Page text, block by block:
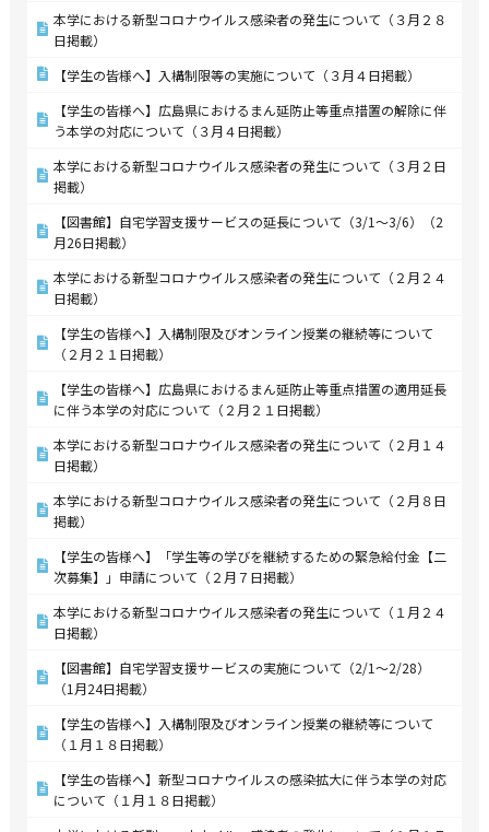
本学における新型コロナウイルス感染者の発生について（３月２８
日掲載）
【学生の皆様へ】入構制限等の実施について（３月４日掲載）
【学生の皆様へ】広島県におけるまん延防止等重点措置の解除に伴
う本学の対応について（３月４日掲載）
本学における新型コロナウイルス感染者の発生について（３月２日
掲載）
【図書館】自宅学習支援サービスの延長について（3/1～3/6）（2
月26日掲載）
本学における新型コロナウイルス感染者の発生について（２月２４
日掲載）
【学生の皆様へ】入構制限及びオンライン授業の継続等について
（２月２１日掲載）
【学生の皆様へ】広島県におけるまん延防止等重点措置の適用延長
に伴う本学の対応について（２月２１日掲載）
本学における新型コロナウイルス感染者の発生について（２月１４
日掲載）
本学における新型コロナウイルス感染者の発生について（２月８日
掲載）
【学生の皆様へ】「学生等の学びを継続するための緊急給付金【二
次募集】」申請について（２月７日掲載）
本学における新型コロナウイルス感染者の発生について（１月２４
日掲載）
【図書館】自宅学習支援サービスの実施について（2/1～2/28）
（1月24日掲載）
【学生の皆様へ】入構制限及びオンライン授業の継続等について
（１月１８日掲載）
【学生の皆様へ】新型コロナウイルスの感染拡大に伴う本学の対応
について（１月１８日掲載）